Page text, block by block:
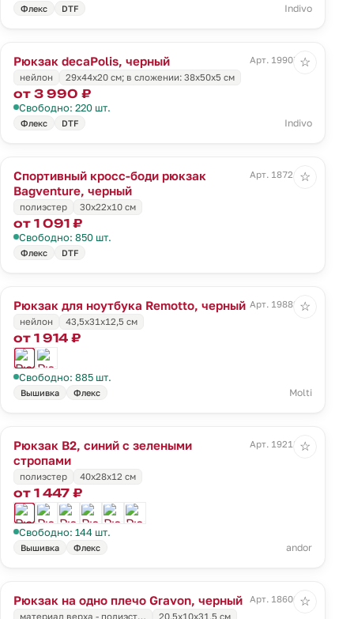
Флекс DTF Indivo
Рюкзак decaPolis, черный
Арт. 19907.30
нейлон
29х44х20 см; в сложении: 38х50х5 см
от 3 990 ₽
Свободно: 220 шт.
Флекс DTF Indivo
☆
Спортивный кросс-боди рюкзак
Bagventure, черный
Арт. 18721.30
полиэстер 30х22x10 см
от 1 091 ₽
Свободно: 850 шт.
Флекс DTF
☆
Рюкзак для ноутбука Remotto, черный Арт. 19882.30
нейлон
43,5х31х12,5 см
от 1 914 ₽
Свободно: 885 шт.
Вышивка Флекс Molti
☆
Рюкзак B2, синий с зелеными
стропами
Арт. 19218.41
полиэстер 40х28х12 см
от 1 447 ₽
Свободно: 144 шт.
Вышивка Флекс andor
☆
Рюкзак на одно плечо Gravon, черный
Арт. 18600.30
материал верха - полиэст…
20,5x10x31,5 см
☆